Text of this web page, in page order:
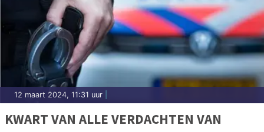
12 maart 2024, 11:31 uur
KWART VAN ALLE VERDACHTEN VAN